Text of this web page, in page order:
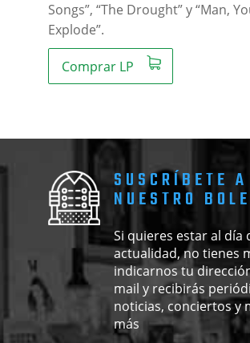
Songs”, “The Drought” y “Man,
Explode”.
Comprar LP
SUSCRÍBETE A
NUESTRO
Si quieres estar al día
actualidad, no tienes
indicarnos tu
mail y recibirás
noticias, conciertos y
más